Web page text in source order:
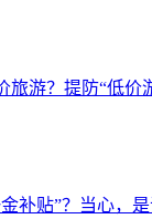
旅游？提防“低价
补贴”？当心，是